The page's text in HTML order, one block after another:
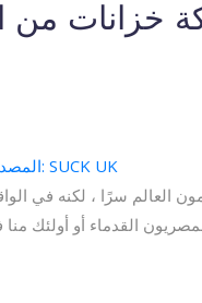
خزانات من
المصدر: SUCK UK
العالم سرًا ، لكنه في
القدماء أو أولئك